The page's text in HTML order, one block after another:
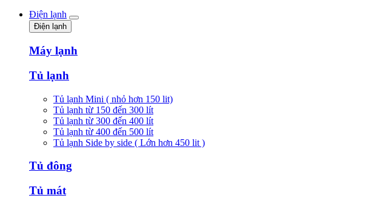
Điện lạnh
Điện lạnh
Máy lạnh
Tủ lạnh
Tủ lạnh Mini ( nhỏ hơn 150 lit)
Tủ lạnh từ 150 đến 300 lít
Tủ lạnh từ 300 đến 400 lít
Tủ lạnh từ 400 đến 500 lít
Tủ lạnh Side by side ( Lớn hơn 450 lit )
Tủ đông
Tủ mát